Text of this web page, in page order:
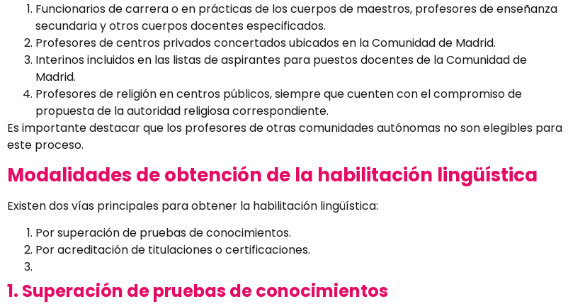
Funcionarios de carrera o en prácticas de los cuerpos de maestros, profesores de enseñanza
secundaria y otros cuerpos docentes especificados.
Profesores de centros privados concertados ubicados en la Comunidad de Madrid.
Interinos incluidos en las listas de aspirantes para puestos docentes de la Comunidad de
Madrid.
Profesores de religión en centros públicos, siempre que cuenten con el compromiso de
propuesta de la autoridad religiosa correspondiente.
Es importante destacar que los profesores de otras comunidades autónomas no son elegibles para
este proceso.
Modalidades de obtención de la habilitación lingüística
Existen dos vías principales para obtener la habilitación lingüística:
Por superación de pruebas de conocimientos.
Por acreditación de titulaciones o certificaciones.
1. Superación de pruebas de conocimientos